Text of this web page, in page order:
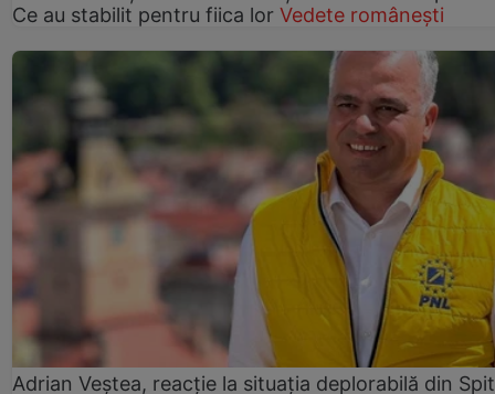
Ce au stabilit pentru fiica lor Vedete românești
Adrian Veștea, reacție la situația deplorabilă din